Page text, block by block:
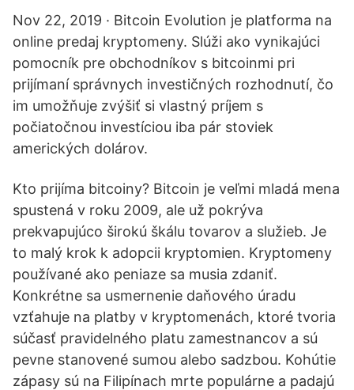
Nov 22, 2019 · Bitcoin Evolution je platforma na
online predaj kryptomeny. Slúži ako vynikajúci
pomocník pre obchodníkov s bitcoinmi pri
prijímaní správnych investičných rozhodnutí, čo
im umožňuje zvýšiť si vlastný príjem s
počiatočnou investíciou iba pár stoviek
amerických dolárov.
Kto prijíma bitcoiny? Bitcoin je veľmi mladá mena
spustená v roku 2009, ale už pokrýva
prekvapujúco širokú škálu tovarov a služieb. Je
to malý krok k adopcii kryptomien. Kryptomeny
používané ako peniaze sa musia zdaniť.
Konkrétne sa usmernenie daňového úradu
vzťahuje na platby v kryptomenách, ktoré tvoria
súčasť pravidelného platu zamestnancov a sú
pevne stanovené sumou alebo sadzbou. Kohútie
zápasy sú na Filipínach mrte populárne a padajú